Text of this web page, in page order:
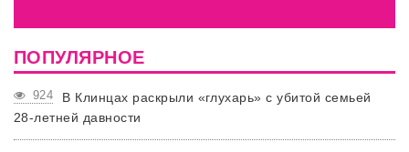
ПОПУЛЯРНОЕ
924
В Клинцах раскрыли «глухарь» с убитой семьей
28-летней давности